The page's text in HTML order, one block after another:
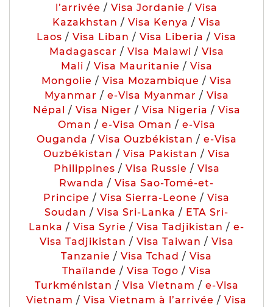
l’arrivée / Visa Jordanie / Visa
Kazakhstan / Visa Kenya / Visa
Laos / Visa Liban / Visa Liberia / Visa
Madagascar / Visa Malawi / Visa
Mali / Visa Mauritanie / Visa
Mongolie / Visa Mozambique / Visa
Myanmar / e-Visa Myanmar / Visa
Népal / Visa Niger / Visa Nigeria / Visa
Oman / e-Visa Oman / e-Visa
Ouganda / Visa Ouzbékistan / e-Visa
Ouzbékistan / Visa Pakistan / Visa
Philippines / Visa Russie / Visa
Rwanda / Visa Sao-Tomé-et-
Principe / Visa Sierra-Leone / Visa
Soudan / Visa Sri-Lanka / ETA Sri-
Lanka / Visa Syrie / Visa Tadjikistan / e-
Visa Tadjikistan / Visa Taiwan / Visa
Tanzanie / Visa Tchad / Visa
Thaïlande / Visa Togo / Visa
Turkménistan / Visa Vietnam / e-Visa
Vietnam / Visa Vietnam à l’arrivée / Visa